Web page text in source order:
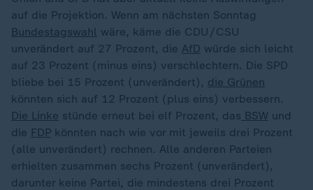
auf die Projektion. Wenn am nächsten Sonntag
Bundestagswahl wäre, käme die CDU/CSU
unverändert auf 27 Prozent, die AfD würde sich leicht
auf 23 Prozent (minus eins) verschlechtern. Die SPD
bliebe bei 15 Prozent (unverändert), die Grünen
könnten sich auf 12 Prozent (plus eins) verbessern.
Die Linke stünde erneut bei elf Prozent, das BSW und
die FDP könnten nach wie vor mit jeweils drei Prozent
(alle unverändert) rechnen. Alle anderen Parteien
erhielten zusammen sechs Prozent (unverändert),
darunter keine Partei, die mindestens drei Prozent